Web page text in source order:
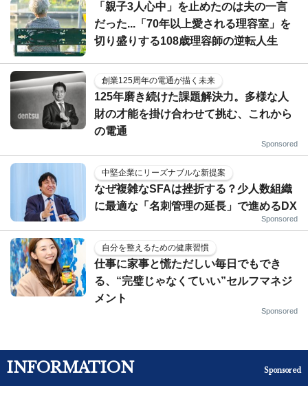
「親子3人心中」を止めたのは夫の一言
だった...「70年以上愛される理容室」を
切り盛りする108歳理容師の逆転人生
創業125周年の電通が描く未来
125年磨き続けた課題解決力。多様な人
財の才能を掛け合わせて挑む、これから
の電通
Sponsored
中堅企業にリーズナブルな新提案
なぜ複雑なSFAは挫折する？少人数組織
に最適な「名刺管理の延長」で進めるDX
Sponsored
自分を整えるための健康習慣
仕事に家事と慌ただしい毎日でもでき
る、“完璧じゃなくていい”セルフマネジ
メント
Sponsored
INFORMATION Sponsored